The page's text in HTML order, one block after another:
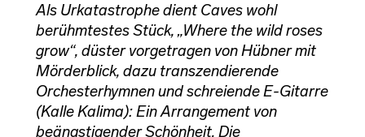
Als Urkatastrophe dient Caves wohl
berühmtestes Stück, „Where the wild roses
grow“, düster vorgetragen von Hübner mit
Mörderblick, dazu transzendierende
Orchesterhymnen und schreiende E-Gitarre
(Kalle Kalima): Ein Arrangement von
beängstigender Schönheit. Die